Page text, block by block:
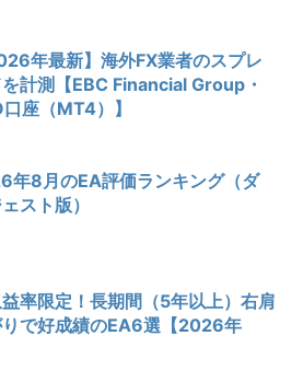
年最新】海外FX業者のスプレ
を計測【EBC Financial Group・
口座（MT4）】
年8月のEA評価ランキング（ダ
スト版）
率限定！長期間（5年以上）右肩
りで好成績のEA6選【2026年